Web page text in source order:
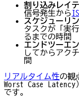
割り込みレイ
信号発生から
スケジューリ
タスクが「実
るまでの時間
エンドツーエ
してからアク
間
リアルタイム性の観
Worst Case Latency
です。